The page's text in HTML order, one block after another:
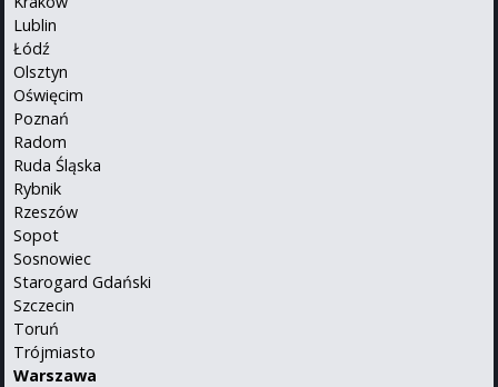
Lublin
Łódź
Olsztyn
Oświęcim
Poznań
Radom
Ruda Śląska
Rybnik
Rzeszów
Sopot
Sosnowiec
Starogard Gdański
Szczecin
Toruń
Trójmiasto
Warszawa